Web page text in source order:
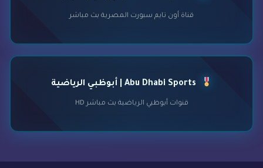
قناة أون تايم سبورت المصرية بث مباشر
قنوات أبوظبي الرياضية بث مباشر HD